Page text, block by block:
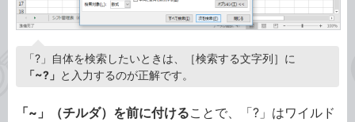
「?」自体を検索したいときは、［検索する文字列］に
「~?」 と入力するのが正解です。
「~」（チルダ）を前に付けることで、「?」はワイルド